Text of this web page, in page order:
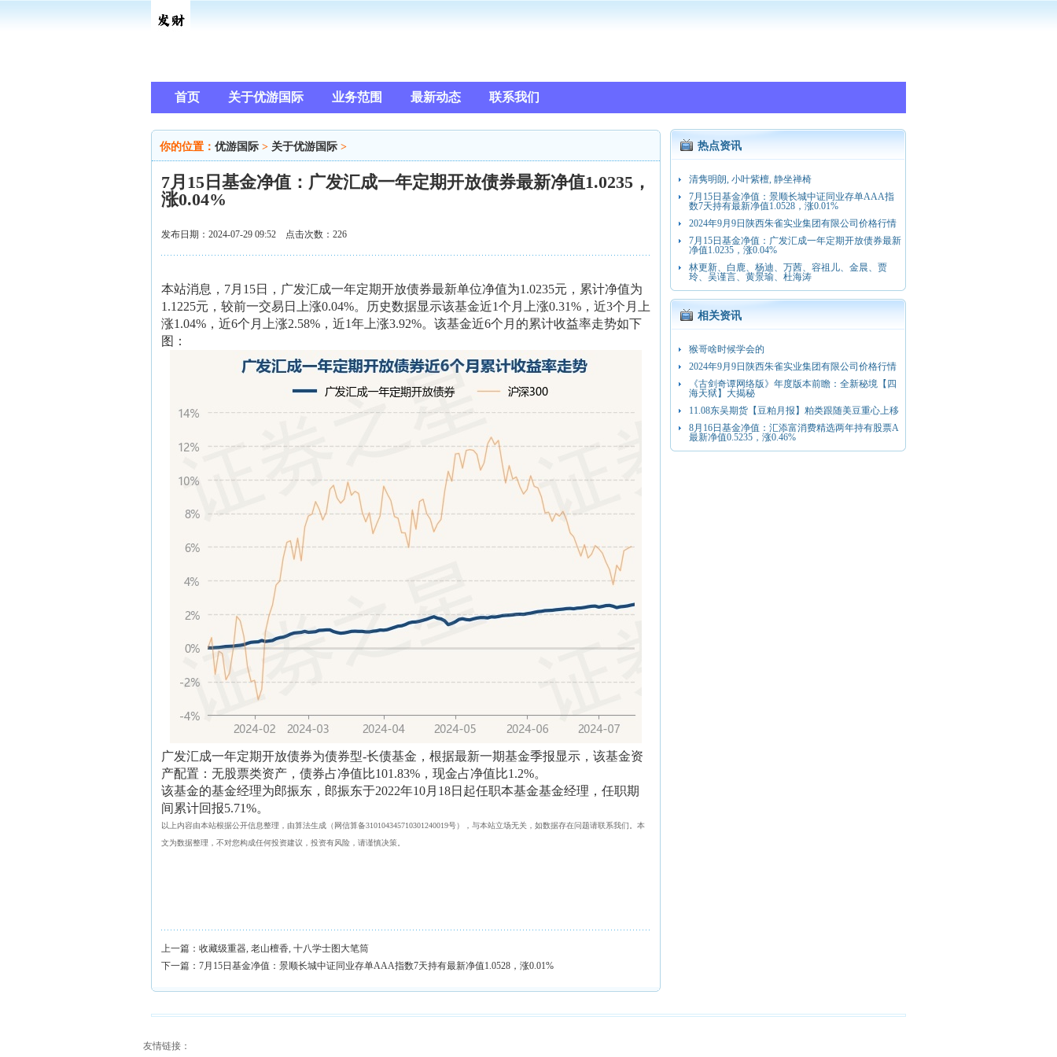
首页 关于优游国际 业务范围 最新动态 联系我们
你的位置： 优游国际 > 关于优游国际 >
7月15日基金净值：广发汇成一年定期开放债券最新净值1.0235，
涨0.04%
发布日期：2024-07-29 09:52 点击次数：226
本站消息，7月15日，广发汇成一年定期开放债券最新单位净值为1.0235元，累计净值为
1.1225元，较前一交易日上涨0.04%。历史数据显示该基金近1个月上涨0.31%，近3个月上
涨1.04%，近6个月上涨2.58%，近1年上涨3.92%。该基金近6个月的累计收益率走势如下
图：
广发汇成一年定期开放债券为债券型-长债基金，根据最新一期基金季报显示，该基金资
产配置：无股票类资产，债券占净值比101.83%，现金占净值比1.2%。
该基金的基金经理为郎振东，郎振东于2022年10月18日起任职本基金基金经理，任职期
间累计回报5.71%。
以上内容由本站根据公开信息整理，由算法生成（网信算备310104345710301240019号），与本站立场无关，如数据存在问题请联系我们。本
文为数据整理，不对您构成任何投资建议，投资有风险，请谨慎决策。
上一篇： 收藏级重器, 老山檀香, 十八学士图大笔筒
下一篇： 7月15日基金净值：景顺长城中证同业存单AAA指数7天持有最新净值1.0528，涨0.01%
热点资讯
清隽明朗, 小叶紫檀, 静坐禅椅
7月15日基金净值：景顺长城中证同业存单AAA指
数7天持有最新净值1.0528，涨0.01%
2024年9月9日陕西朱雀实业集团有限公司价格行情
7月15日基金净值：广发汇成一年定期开放债券最新
净值1.0235，涨0.04%
林更新、白鹿、杨迪、万茜、容祖儿、金晨、贾
玲、吴谨言、黄景瑜、杜海涛
相关资讯
猴哥啥时候学会的
2024年9月9日陕西朱雀实业集团有限公司价格行情
《古剑奇谭网络版》年度版本前瞻：全新秘境【四
海天狱】大揭秘
11.08东吴期货【豆粕月报】粕类跟随美豆重心上移
8月16日基金净值：汇添富消费精选两年持有股票A
最新净值0.5235，涨0.46%
友情链接：